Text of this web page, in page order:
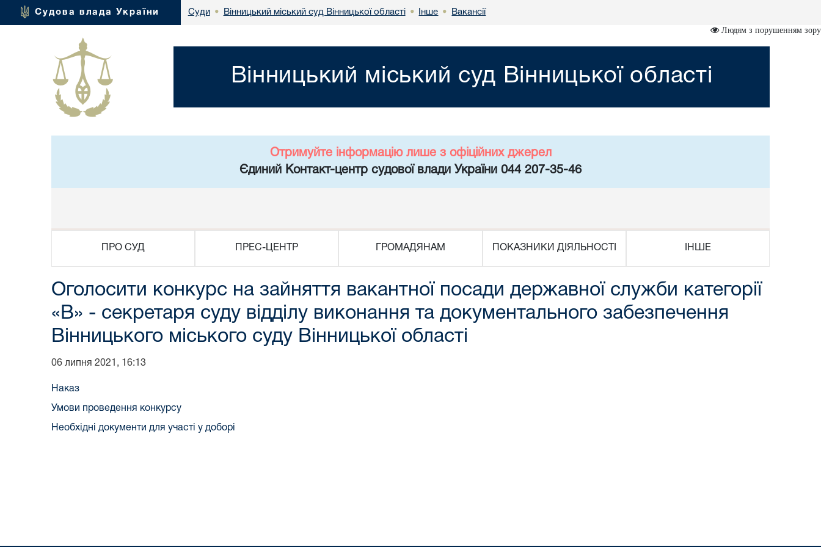
Судова влада України Суди • Вінницький міський суд Вінницької області • Інше • Вакансії
Людям з порушенням зору
Вінницький міський суд Вінницької області
Отримуйте інформацію лише з офіційних джерел
Єдиний Контакт-центр судової влади України 044 207-35-46
ПРО СУД ПРЕС-ЦЕНТР ГРОМАДЯНАМ ПОКАЗНИКИ ДІЯЛЬНОСТІ ІНШЕ
Оголосити конкурс на зайняття вакантної посади державної служби категорії
«В» - секретаря суду відділу виконання та документального забезпечення
Вінницького міського суду Вінницької області
06 липня 2021, 16:13
Наказ
Умови проведення конкурсу
Необхідні документи для участі у доборі